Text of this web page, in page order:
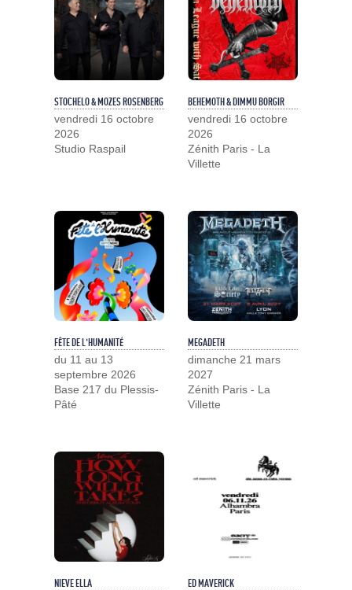
STOCHELO & MOZES ROSENBERG
vendredi 16 octobre
2026
Studio Raspail
BEHEMOTH & DIMMU BORGIR
vendredi 16 octobre
2026
Zénith Paris - La
Villette
FÊTE DE L'HUMANITÉ
du 11 au 13
septembre 2026
Base 217 du Plessis-
Pâté
MEGADETH
dimanche 21 mars
2027
Zénith Paris - La
Villette
NIEVE ELLA
ED MAVERICK